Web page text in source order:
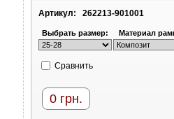
Артикул:
262213-901001
Выбрать размер: Материал
Cравнить
0 грн.